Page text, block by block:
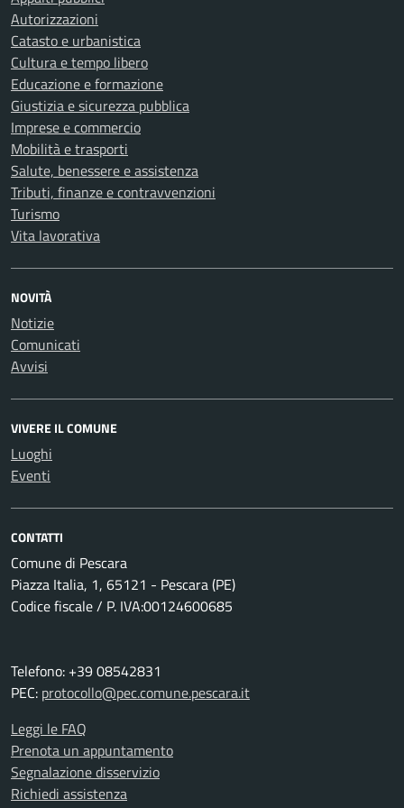
Autorizzazioni
Catasto e urbanistica
Cultura e tempo libero
Educazione e formazione
Giustizia e sicurezza pubblica
Imprese e commercio
Mobilità e trasporti
Salute, benessere e assistenza
Tributi, finanze e contravvenzioni
Turismo
Vita lavorativa
NOVITÀ
Notizie
Comunicati
Avvisi
VIVERE IL COMUNE
Luoghi
Eventi
CONTATTI
Comune di Pescara
Piazza Italia, 1, 65121 - Pescara (PE)
Codice fiscale / P. IVA:00124600685
Telefono: +39 08542831
PEC: protocollo@pec.comune.pescara.it
Leggi le FAQ
Prenota un appuntamento
Segnalazione disservizio
Richiedi assistenza